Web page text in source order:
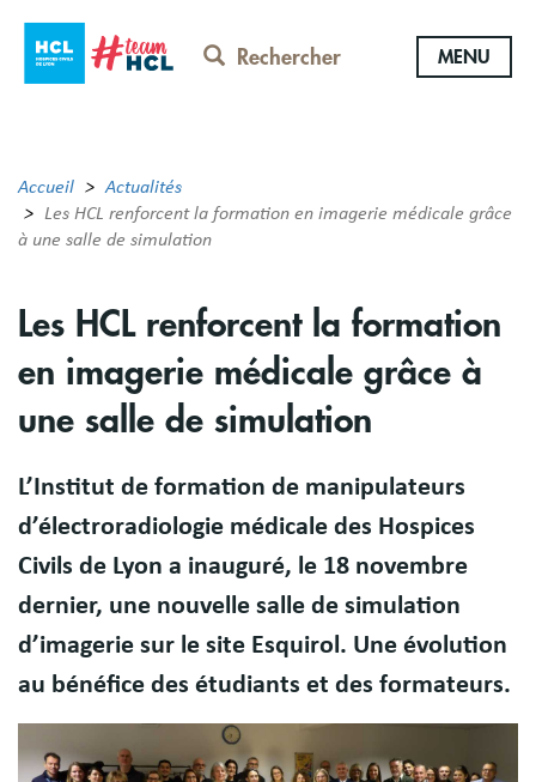
contenu
Rechercher MENU
Accueil
Actualités
Les HCL renforcent la formation en imagerie médicale grâce
à une salle de simulation
Les HCL renforcent la formation
en imagerie médicale grâce à
une salle de simulation
L’Institut de formation de manipulateurs
d’électroradiologie médicale des Hospices
Civils de Lyon a inauguré, le 18 novembre
dernier, une nouvelle salle de simulation
d’imagerie sur le site Esquirol. Une évolution
au bénéfice des étudiants et des formateurs.